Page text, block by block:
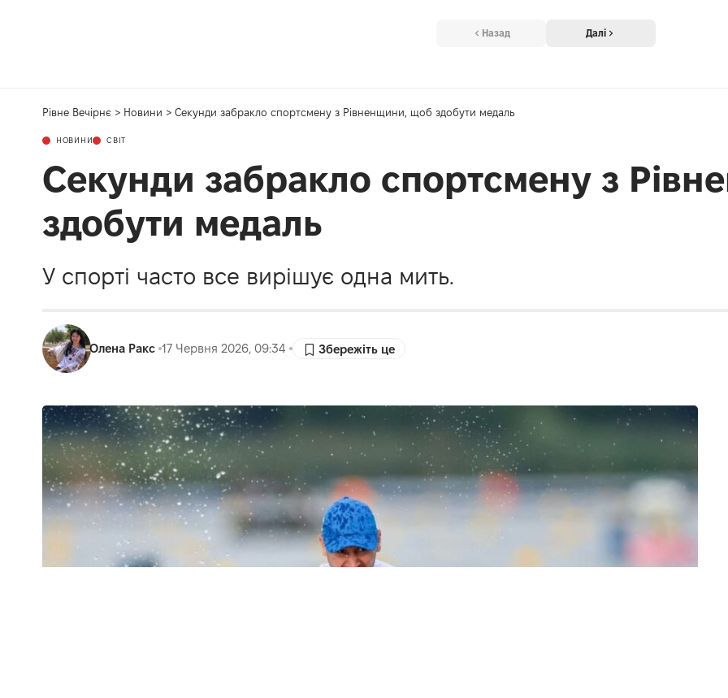
Назад Далі
Рівне Вечірнє > Новини > Секунди забракло спортсмену з Рівненщини, щоб здобути медаль
НОВИНИ СВІТ
Секунди забракло спортсмену з
здобути медаль
У спорті часто все вирішує одна мить.
Олена Ракс 17 Червня 2026, 09:34